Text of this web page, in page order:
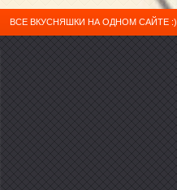
ВСЕ ВКУСНЯШКИ НА ОДНОМ САЙТЕ :)